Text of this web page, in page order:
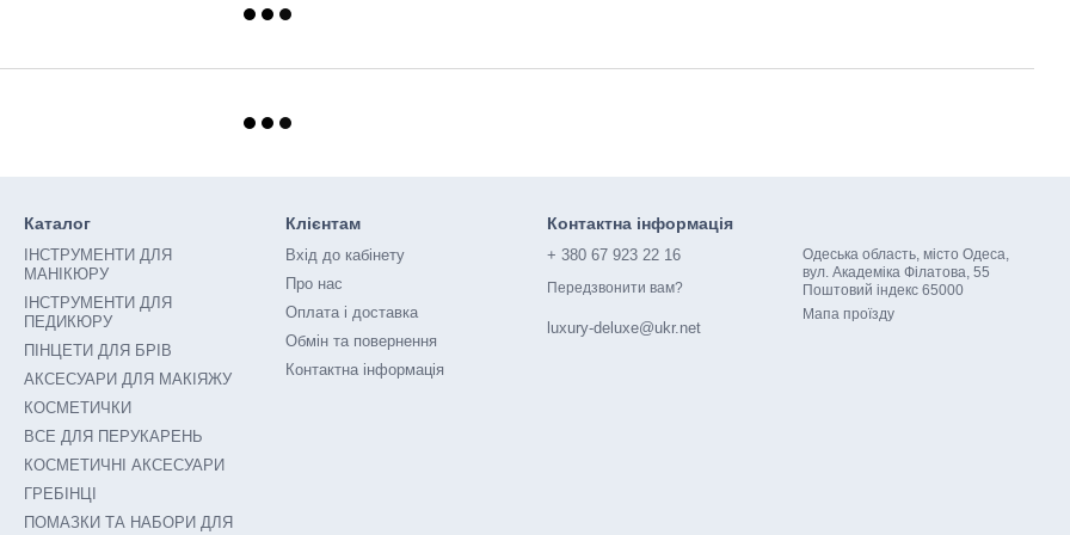
Каталог
ІНСТРУМЕНТИ ДЛЯ
МАНІКЮРУ
ІНСТРУМЕНТИ ДЛЯ
ПЕДИКЮРУ
ПІНЦЕТИ ДЛЯ БРІВ
АКСЕСУАРИ ДЛЯ МАКІЯЖУ
КОСМЕТИЧКИ
ВСЕ ДЛЯ ПЕРУКАРЕНЬ
КОСМЕТИЧНІ АКСЕСУАРИ
ГРЕБІНЦІ
ПОМАЗКИ ТА НАБОРИ ДЛЯ
Клієнтам
Вхід до кабінету
Про нас
Оплата і доставка
Обмін та повернення
Контактна інформація
Контактна інформація
+ 380 67 923 22 16
Передзвонити вам?
luxury-deluxe@ukr.net
Одеська область, місто Одеса,
вул. Академіка Філатова, 55
Поштовий індекс 65000​​
Мапа проїзду